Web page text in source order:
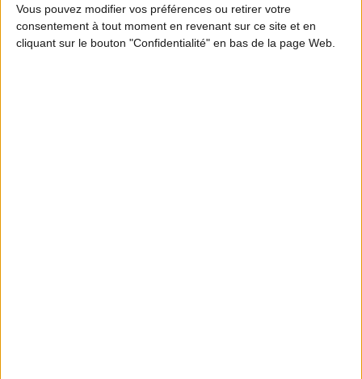
Vous pouvez modifier vos préférences ou retirer votre
consentement à tout moment en revenant sur ce site et en
cliquant sur le bouton "Confidentialité" en bas de la page Web.